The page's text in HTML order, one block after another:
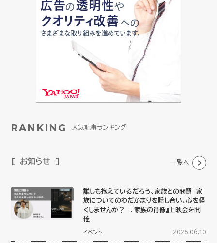
RANKING 人気記事ランキング
お知らせ 一覧へ
誰しも抱えているだろう、家族との問題 家
族についてのわだかまりを話し合い、心を軽
くしませんか？ 『家族の肖像』上映会を開
催
イベント 2025.06.10